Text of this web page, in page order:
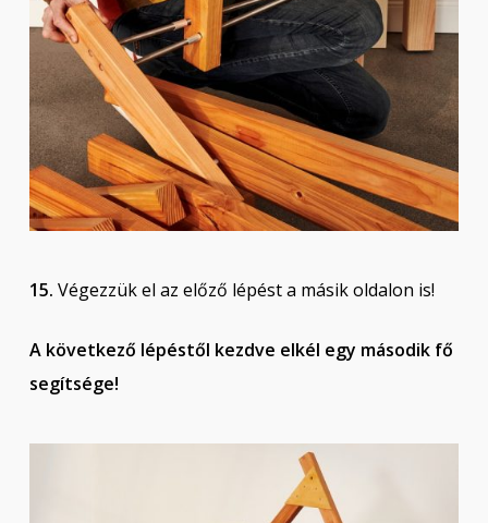
15. Végezzük el az előző lépést a másik oldalon is!
A következő lépéstől kezdve elkél egy második fő
segítsége!